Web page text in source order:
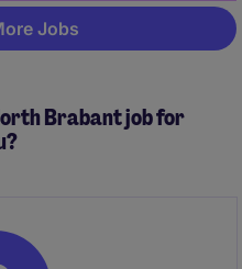
Jobs
Brabant job for